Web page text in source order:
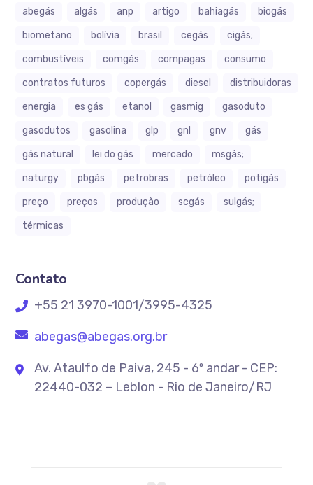
abegás algás anp artigo bahiagás
biogás
biometano
bolívia brasil cegás
cigás;
combustíveis
comgás compagas
consumo
contratos futuros
copergás diesel
distribuidoras
energia
es gás etanol gasmig
gasoduto
gasodutos
gasolina glp gnl gnv
gás
gás natural
lei do gás mercado
msgás;
naturgy
pbgás petrobras petróleo
potigás
preço
preços produção scgás
sulgás;
térmicas
Contato
+55 21 3970-1001/3995-4325
abegas@abegas.org.br
Av. Ataulfo de Paiva, 245 - 6º andar - CEP:
22440-032 – Leblon - Rio de Janeiro/RJ